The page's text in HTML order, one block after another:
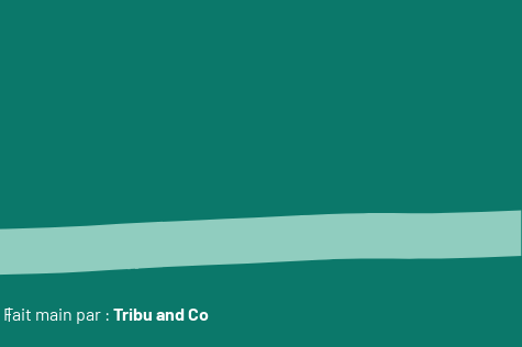
Fait main par : Tribu and Co